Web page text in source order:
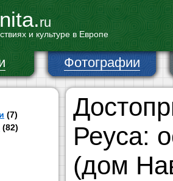
ru
и культуре в Европе
Фотографии
(7)
(82)
Реуса:
(дом